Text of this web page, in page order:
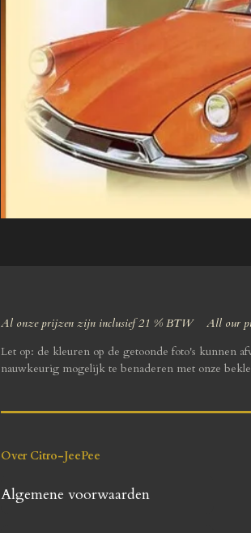
Al onze prijzen zijn inclusief 21 % BTW All our
Let op: de kleuren op de getoonde foto's kunnen
nauwkeurig mogelijk te benaderen met onze
Over Citro-JeePee
Algemene voorwaarden